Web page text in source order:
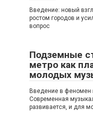
Введение: новый
ростом городов и
вопрос
Подземные
метро как
молодых
Введение в феномен
Современная
развивается, и для